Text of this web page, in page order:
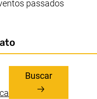
passados
Buscar